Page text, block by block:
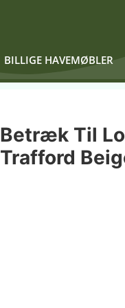
BILLIGE HAVEMØBLER
Betræk Til
Trafford